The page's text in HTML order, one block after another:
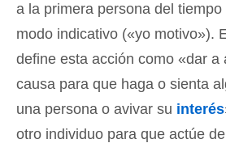
a la primera persona del tiempo
modo indicativo («yo motivo»).
define esta acción como «dar a
causa para que haga o sienta
una persona o avivar su interés
otro individuo para que actúe